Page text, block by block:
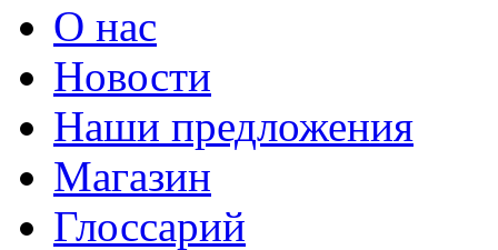
О нас
Новости
Наши предложения
Магазин
Глоссарий